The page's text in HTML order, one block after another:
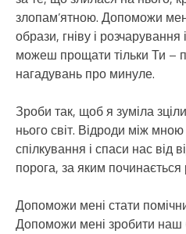
злопам’ятною. Допоможи
образи, гніву і
можеш прощати тільки Ти –
нагадувань про минуле.
Зроби так, щоб я зуміла
нього світ. Відроди між
спілкування і спаси нас від
порога, за яким починається
Допоможи мені стати
Допоможи мені зробити наш